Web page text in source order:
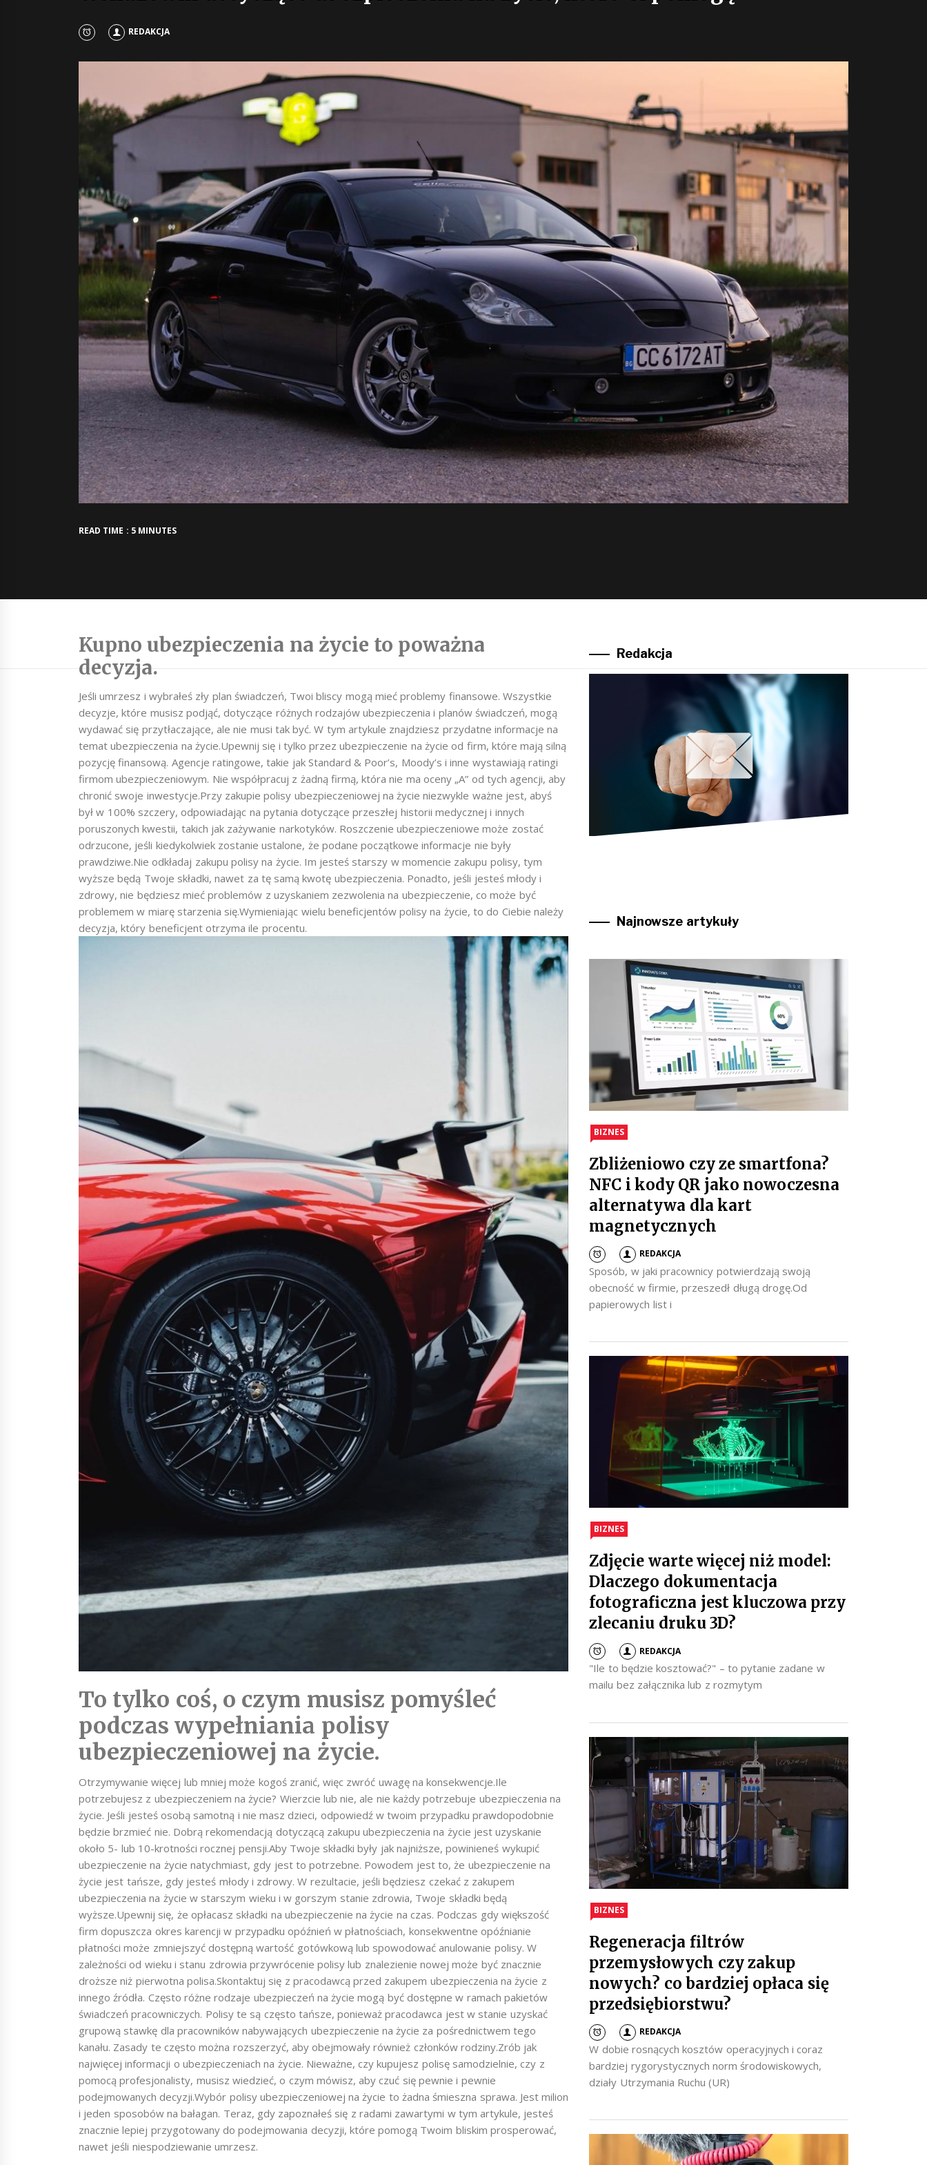
REDAKCJA
READ TIME : 5 MINUTES
Kupno ubezpieczenia na życie to poważna
decyzja.
Jeśli umrzesz i wybrałeś zły plan świadczeń, Twoi bliscy mogą mieć problemy finansowe. Wszystkie
decyzje, które musisz podjąć, dotyczące różnych rodzajów ubezpieczenia i planów świadczeń, mogą
wydawać się przytłaczające, ale nie musi tak być. W tym artykule znajdziesz przydatne informacje na
temat ubezpieczenia na życie.Upewnij się i tylko przez ubezpieczenie na życie od firm, które mają silną
pozycję finansową. Agencje ratingowe, takie jak Standard & Poor’s, Moody’s i inne wystawiają ratingi
firmom ubezpieczeniowym. Nie współpracuj z żadną firmą, która nie ma oceny „A” od tych agencji, aby
chronić swoje inwestycje.Przy zakupie polisy ubezpieczeniowej na życie niezwykle ważne jest, abyś
był w 100% szczery, odpowiadając na pytania dotyczące przeszłej historii medycznej i innych
poruszonych kwestii, takich jak zażywanie narkotyków. Roszczenie ubezpieczeniowe może zostać
odrzucone, jeśli kiedykolwiek zostanie ustalone, że podane początkowe informacje nie były
prawdziwe.Nie odkładaj zakupu polisy na życie. Im jesteś starszy w momencie zakupu polisy, tym
wyższe będą Twoje składki, nawet za tę samą kwotę ubezpieczenia. Ponadto, jeśli jesteś młody i
zdrowy, nie będziesz mieć problemów z uzyskaniem zezwolenia na ubezpieczenie, co może być
problemem w miarę starzenia się.Wymieniając wielu beneficjentów polisy na życie, to do Ciebie należy
decyzja, który beneficjent otrzyma ile procentu.
To tylko coś, o czym musisz pomyśleć
podczas wypełniania polisy
ubezpieczeniowej na życie.
Otrzymywanie więcej lub mniej może kogoś zranić, więc zwróć uwagę na konsekwencje.Ile
potrzebujesz z ubezpieczeniem na życie? Wierzcie lub nie, ale nie każdy potrzebuje ubezpieczenia na
życie. Jeśli jesteś osobą samotną i nie masz dzieci, odpowiedź w twoim przypadku prawdopodobnie
będzie brzmieć nie. Dobrą rekomendacją dotyczącą zakupu ubezpieczenia na życie jest uzyskanie
około 5- lub 10-krotności rocznej pensji.Aby Twoje składki były jak najniższe, powinieneś wykupić
ubezpieczenie na życie natychmiast, gdy jest to potrzebne. Powodem jest to, że ubezpieczenie na
życie jest tańsze, gdy jesteś młody i zdrowy. W rezultacie, jeśli będziesz czekać z zakupem
ubezpieczenia na życie w starszym wieku i w gorszym stanie zdrowia, Twoje składki będą
wyższe.Upewnij się, że opłacasz składki na ubezpieczenie na życie na czas. Podczas gdy większość
firm dopuszcza okres karencji w przypadku opóźnień w płatnościach, konsekwentne opóźnianie
płatności może zmniejszyć dostępną wartość gotówkową lub spowodować anulowanie polisy. W
zależności od wieku i stanu zdrowia przywrócenie polisy lub znalezienie nowej może być znacznie
droższe niż pierwotna polisa.Skontaktuj się z pracodawcą przed zakupem ubezpieczenia na życie z
innego źródła. Często różne rodzaje ubezpieczeń na życie mogą być dostępne w ramach pakietów
świadczeń pracowniczych. Polisy te są często tańsze, ponieważ pracodawca jest w stanie uzyskać
grupową stawkę dla pracowników nabywających ubezpieczenie na życie za pośrednictwem tego
kanału. Zasady te często można rozszerzyć, aby obejmowały również członków rodziny.Zrób jak
najwięcej informacji o ubezpieczeniach na życie. Nieważne, czy kupujesz polisę samodzielnie, czy z
pomocą profesjonalisty, musisz wiedzieć, o czym mówisz, aby czuć się pewnie i pewnie
podejmowanych decyzji.Wybór polisy ubezpieczeniowej na życie to żadna śmieszna sprawa. Jest milion
i jeden sposobów na bałagan. Teraz, gdy zapoznałeś się z radami zawartymi w tym artykule, jesteś
znacznie lepiej przygotowany do podejmowania decyzji, które pomogą Twoim bliskim prosperować,
nawet jeśli niespodziewanie umrzesz.
Redakcja
Najnowsze artykuły
BIZNES
Zbliżeniowo czy ze smartfona?
NFC i kody QR jako nowoczesna
alternatywa dla kart
magnetycznych
REDAKCJA
Sposób, w jaki pracownicy potwierdzają swoją
obecność w firmie, przeszedł długą drogę.Od
papierowych list i
BIZNES
Zdjęcie warte więcej niż model:
Dlaczego dokumentacja
fotograficzna jest kluczowa przy
zlecaniu druku 3D?
REDAKCJA
"Ile to będzie kosztować?" – to pytanie zadane w
mailu bez załącznika lub z rozmytym
BIZNES
Regeneracja filtrów
przemysłowych czy zakup
nowych? co bardziej opłaca się
przedsiębiorstwu?
REDAKCJA
W dobie rosnących kosztów operacyjnych i coraz
bardziej rygorystycznych norm środowiskowych,
działy Utrzymania Ruchu (UR)